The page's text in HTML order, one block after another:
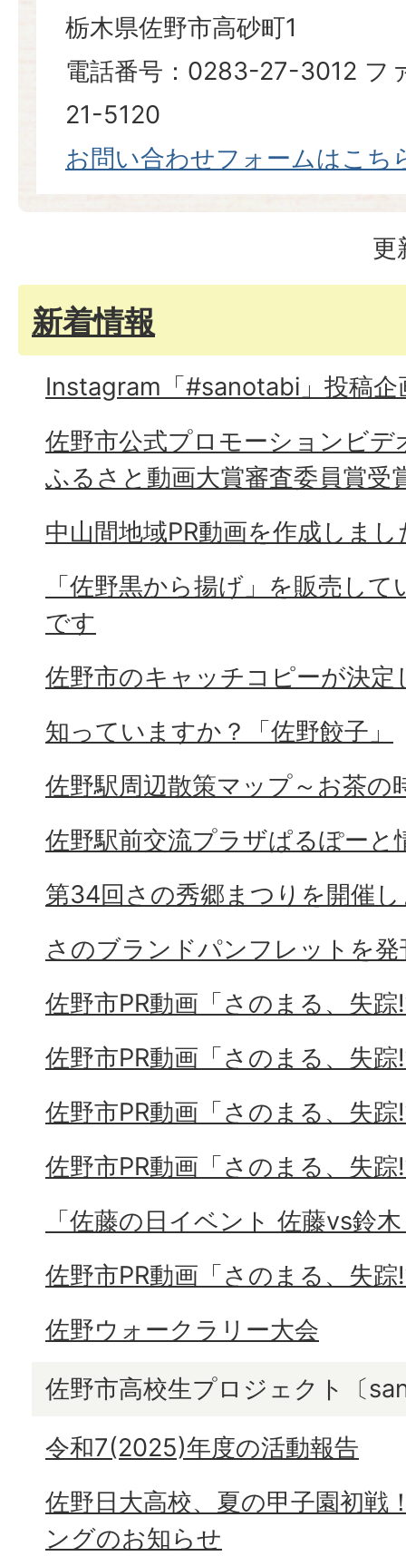
栃木県佐野市高砂町1
電話番号：0283-27-3012 フ
21-5120
お問い合わせフォームはこち
更
新着情報
Instagram「#sanotabi」投稿企
佐野市公式プロモーションビ
ふるさと動画大賞審査委員賞受
中山間地域PR動画を作成しまし
「佐野黒から揚げ」を販売し
です
佐野市のキャッチコピーが決定
知っていますか？「佐野餃子」
佐野駅周辺散策マップ～お茶の
佐野駅前交流プラザぱるぽーと
第34回さの秀郷まつりを開催
さのブランドパンフレットを
佐野市PR動画「さのまる、失
佐野市PR動画「さのまる、失
佐野市PR動画「さのまる、失
佐野市PR動画「さのまる、失
「佐藤の日イベント 佐藤vs鈴
佐野市PR動画「さのまる、失
佐野ウォークラリー大会
佐野市高校生プロジェクト〔
令和7(2025)年度の活動報告
佐野日大高校、夏の甲子園初戦
ングのお知らせ